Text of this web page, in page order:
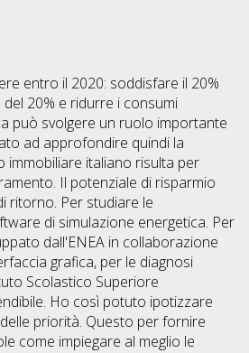
entro il 2020: soddisfare il 20%
20% e ridurre i consumi
può svolgere un ruolo importante
ad approfondire quindi la
immobiliare italiano risulta per
Il potenziale di risparmio
ritorno. Per studiare le
di simulazione energetica. Per
dall'ENEA in collaborazione
grafica, per le diagnosi
Scolastico Superiore
Ho così potuto ipotizzare
priorità. Questo per fornire
come impiegare al meglio le